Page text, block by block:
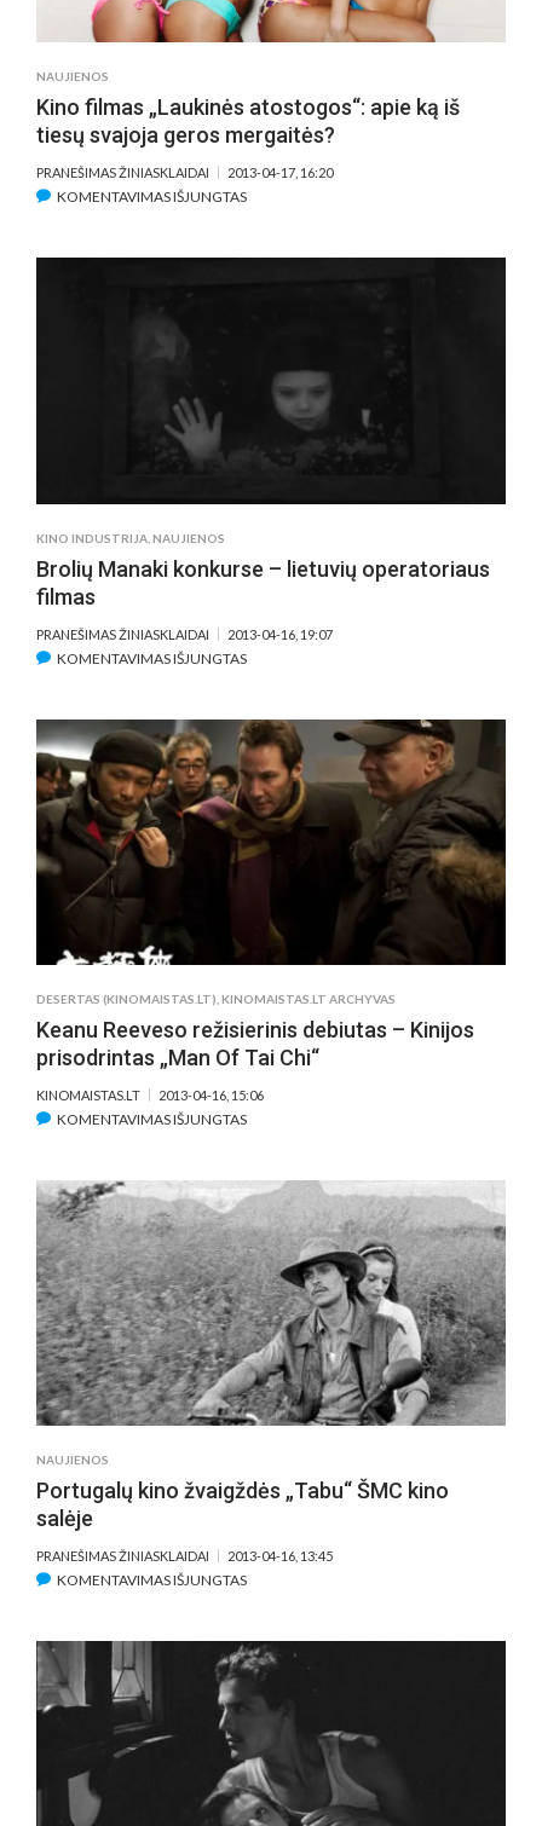
IR
ĮTRAUKIANTIS
NAUJIENOS
Kino filmas „Laukinės atostogos“: apie ką iš
tiesų svajoja geros mergaitės?
PRANEŠIMAS ŽINIASKLAIDAI 2013-04-17, 16:20
KOMENTAVIMAS IŠJUNGTASĮRAŠE
TIESŲ
SVAJOJA
GEROS
KINO INDUSTRIJA NAUJIENOS
Brolių Manaki konkurse – lietuvių operatoriaus
filmas
PRANEŠIMAS ŽINIASKLAIDAI 2013-04-16, 19:07
KOMENTAVIMAS IŠJUNGTASĮRAŠE
KONKURSE
–
LIETUVIŲ
OPERATORIAUS
FILMAS
DESERTAS (KINOMAISTAS.LT) KINOMAISTAS.LT ARCHYVAS
Keanu Reeveso režisierinis debiutas – Kinijos
prisodrintas „Man Of Tai Chi“
KINOMAISTAS.LT 2013-04-16, 15:06
KOMENTAVIMAS IŠJUNGTASĮRAŠE
REŽISIERINIS
DEBIUTAS
–
KINIJOS
PRISODRINTAS
„MAN
OF
TAI
CHI“
NAUJIENOS
Portugalų kino žvaigždės „Tabu“ ŠMC kino
salėje
PRANEŠIMAS ŽINIASKLAIDAI 2013-04-16, 13:45
KOMENTAVIMAS IŠJUNGTASĮRAŠE
ŽVAIGŽDĖS
„TABU“
ŠMC
SALĖJE